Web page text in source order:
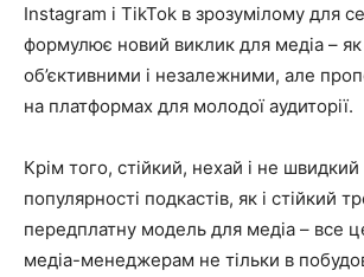
Instagram і TikTok в зрозумілому для
формулює новий виклик для медіа –
об’єктивними і незалежними, але
на платформах для молодої аудиторії.
Крім того, стійкий, нехай і не швидкий
популярності подкастів, як і стійкий
передплатну модель для медіа – все
медіа-менеджерам не тільки в